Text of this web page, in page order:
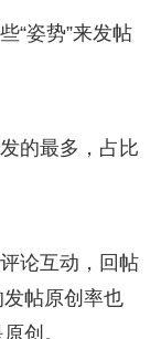
“姿势”来发帖
的最多，占比
论互动，回帖
帖原创率也
创。